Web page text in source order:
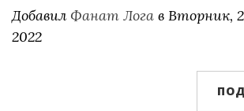
Добавил Фанат Лога в Вторник,
2022